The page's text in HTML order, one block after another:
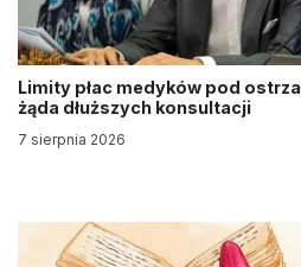
Limity płac medyków pod
żąda dłuższych konsultacji
7 sierpnia 2026